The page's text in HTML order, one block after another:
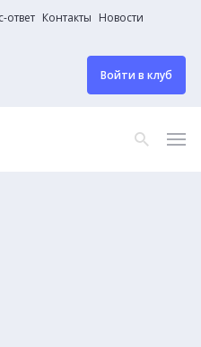
ответ Контакты Новости
Войти в клуб